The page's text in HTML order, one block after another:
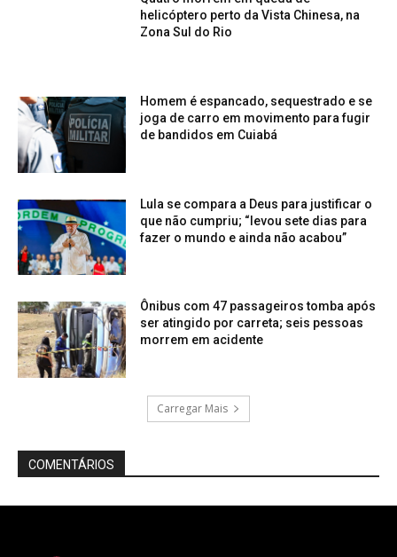
helicóptero perto da Vista Chinesa, na
Zona Sul do Rio
Homem é espancado, sequestrado e se
joga de carro em movimento para fugir
de bandidos em Cuiabá
Lula se compara a Deus para justificar o
que não cumpriu; “levou sete dias para
fazer o mundo e ainda não acabou”
Ônibus com 47 passageiros tomba após
ser atingido por carreta; seis pessoas
morrem em acidente
Carregar Mais
COMENTÁRIOS